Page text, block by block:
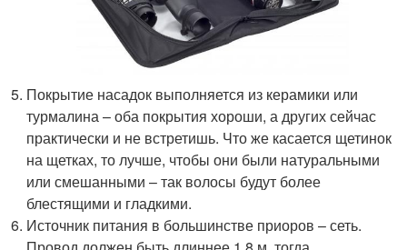
Покрытие насадок выполняется из керамики или
турмалина – оба покрытия хороши, а других сейчас
практически и не встретишь. Что же касается щетинок
на щетках, то лучше, чтобы они были натуральными
или смешанными – так волосы будут более
блестящими и гладкими.
Источник питания в большинстве приоров – сеть.